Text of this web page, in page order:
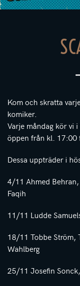
Kom och skratta
komiker.
Varje måndag kör vi
öppen från kl. 17:00
Dessa uppträder i
4/11 Ahmed
Faqih
11/11 Ludde
18/11 Tobbe Ström,
Wahlberg
25/11 Josefin